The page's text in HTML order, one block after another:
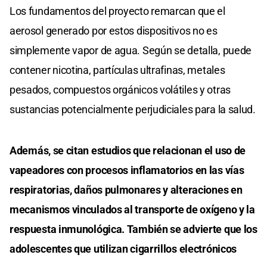
Los fundamentos del proyecto remarcan que el
aerosol generado por estos dispositivos no es
simplemente vapor de agua. Según se detalla, puede
contener nicotina, partículas ultrafinas, metales
pesados, compuestos orgánicos volátiles y otras
sustancias potencialmente perjudiciales para la salud.
Además, se citan estudios que relacionan el uso de
vapeadores con procesos inflamatorios en las vías
respiratorias, daños pulmonares y alteraciones en
mecanismos vinculados al transporte de oxígeno y la
respuesta inmunológica. También se advierte que los
adolescentes que utilizan cigarrillos electrónicos